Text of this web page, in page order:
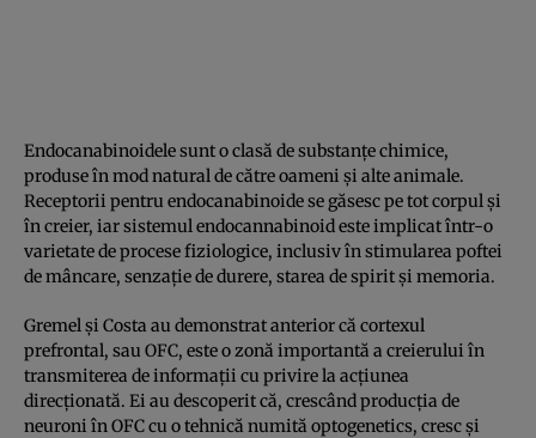
Endocanabinoidele sunt o clasă de substanţe chimice,
produse în mod natural de către oameni şi alte animale.
Receptorii pentru endocanabinoide se găsesc pe tot corpul şi
în creier, iar sistemul endocannabinoid este implicat într-o
varietate de procese fiziologice, inclusiv în stimularea poftei
de mâncare, senzaţie de durere, starea de spirit şi memoria.
Gremel şi Costa au demonstrat anterior că cortexul
prefrontal, sau OFC, este o zonă importantă a creierului în
transmiterea de informaţii cu privire la acţiunea
direcţionată. Ei au descoperit că, crescând producţia de
neuroni în OFC cu o tehnică numită optogenetics, cresc şi